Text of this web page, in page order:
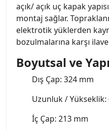
açık/ açık uç kapak
montaj sağlar.
elektrotik yüklerden
bozulmalarına karşı
Boyutsal ve
Dış Çap: 324 mm
Uzunluk / Yükseklik:
İç Çap: 213 mm